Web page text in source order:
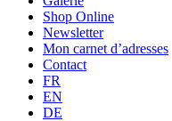
Shop Online
Newsletter
Mon carnet d’adresses
Contact
FR
EN
DE